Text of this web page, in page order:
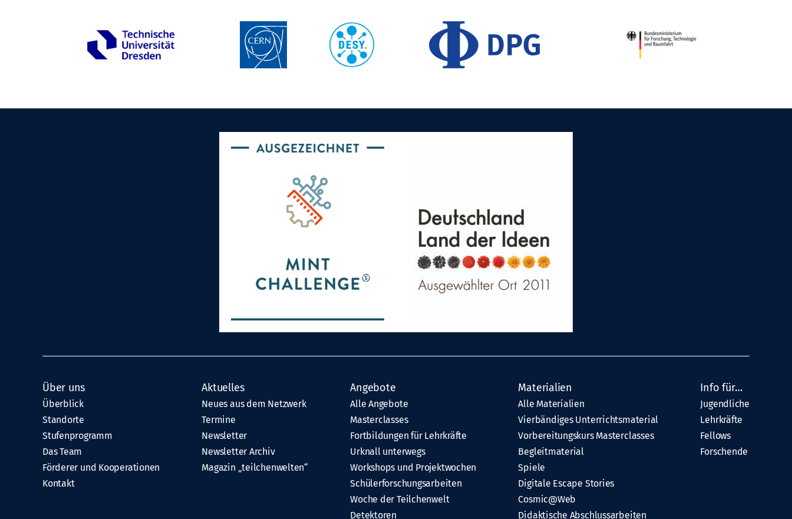
Über uns
Überblick
Standorte
Stufenprogramm
Das Team
Förderer und Kooperationen
Kontakt
Aktuelles
Neues aus dem Netzwerk
Termine
Newsletter
Newsletter Archiv
Magazin „teilchenwelten“
Angebote
Alle Angebote
Masterclasses
Fortbildungen für Lehrkräfte
Urknall unterwegs
Workshops und Projektwochen
Schülerforschungsarbeiten
Woche der Teilchenwelt
Detektoren
Materialien
Alle Materialien
Vierbändiges Unterrichtsmaterial
Vorbereitungskurs Masterclasses
Begleitmaterial
Spiele
Digitale Escape Stories
Cosmic@Web
Didaktische Abschlussarbeiten
Info für…
Jugendliche
Lehrkräfte
Fellows
Forschende